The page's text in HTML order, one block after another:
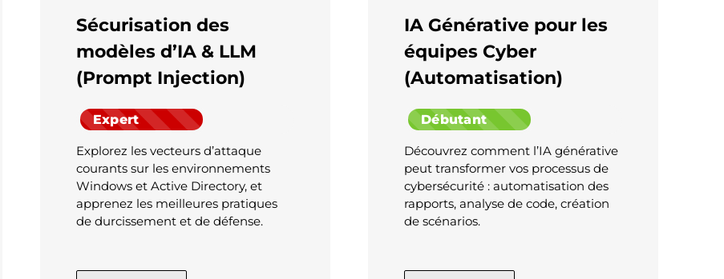
Sécurisation des
modèles d’IA & LLM
(Prompt Injection)
Expert
Explorez les vecteurs d’attaque
courants sur les environnements
Windows et Active Directory, et
apprenez les meilleures pratiques
de durcissement et de défense.
IA Générative pour les
équipes Cyber
(Automatisation)
Débutant
Découvrez comment l’IA générative
peut transformer vos processus de
cybersécurité : automatisation des
rapports, analyse de code, création
de scénarios.